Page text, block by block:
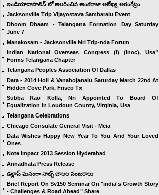
ఇండియానాపొలిస్ లో అలరించిన అంకరాజు అలేఖ్య అరంగేట్రం
Jacksonville Tdp Vijayostava Sambaralu Event
Dhoom Dhaam - Telangana Formation Day Saturday
June 7
Manakosam - Jacksonville Nri Tdp-nda Forum
Indian National Overseas Congress (i) (inoc), Usa”
Forms Telangana Chapter
Telangana Peoples Association Of Dallas
Data - 2014 Holi & Vanabojanalu Saturday March 22nd At
Hidden Cove Park, Frisco Tx
Subba Rao Kolla, Nri Appointed To Board Of
Equalization In Loudoun County, Virginia, Usa
Telangana Celebrations
Chicago Consulate General Visit - Mcia
Data Wishes Happy New Year To You And Your Loved
Ones
Note Impact 2013 Session Hyderabad
Annadhata Press Release
డల్లాస్ ఘనంగా నాట్స్ బాలల సంబరాలు
Brief Report On Sv150 Seminar On "india's Growth Story
- Challenges & Road Ahead" Share